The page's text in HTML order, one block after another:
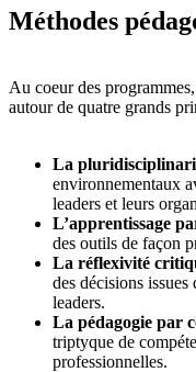
Méthodes
Au coeur des
autour de quatre grands
La
environnementaux
leaders et leurs
L’apprentissage
des outils de façon
La réflexivité
des décisions
leaders.
La pédagogie par
triptyque de
professionnelles.